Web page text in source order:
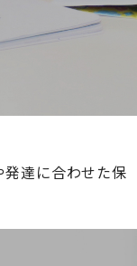
達に合わせた保